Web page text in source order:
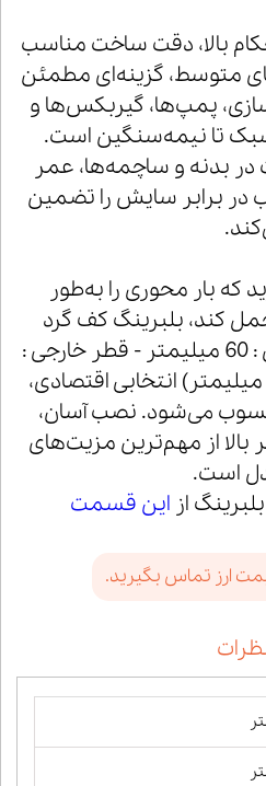
استحکام بالا، دقت ساخت مناسب
متوسط، گزینه‌ای مطمئن
پمپ‌ها، گیربکس‌ها و
تا نیمه‌سنگین است.
در بدنه و ساچمه‌ها، عمر
در برابر سایش را تضمین
که بار محوری را به‌طور
کند، بلبرینگ کف گرد
51112 با ابعاد (قطر داخلی : 60 میلیمتر - قطر خارجی :
85 میلی متر - ارتفاع : 17 میلیمتر) انتخابی اقتصادی،
می‌شود. نصب آسان،
از مهم‌ترین مزیت‌های
است.
از این قسمت
ارز تماس بگیرید.